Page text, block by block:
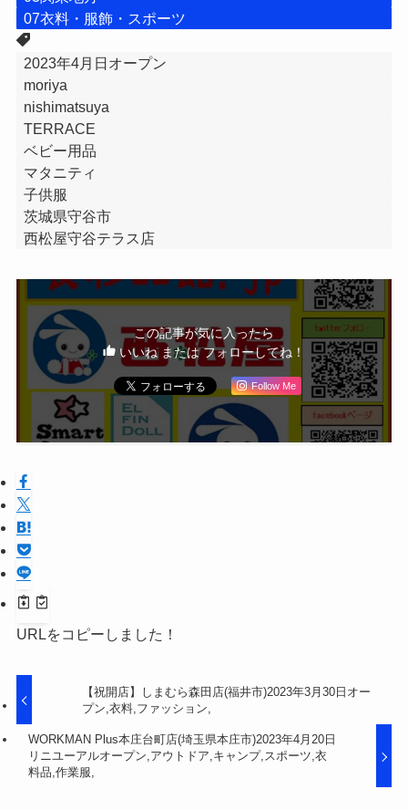
07衣料・服飾・スポーツ
2023年4月日オープン
moriya
nishimatsuya
TERRACE
ベビー用品
マタニティ
子供服
茨城県守谷市
西松屋守谷テラス店
この記事が気に入ったら
いいね または フォローしてね！
Follow Me
URLをコピーしました！
【祝開店】しまむら森田店(福井市)2023年3月30日オ
ープン,衣料,ファッション,
WORKMAN Plus本庄台町店(埼玉県本庄市)2023年4月
20日リニユーアルオープン,アウトドア,キャンプ,スポ
ーツ,衣料品,作業服,